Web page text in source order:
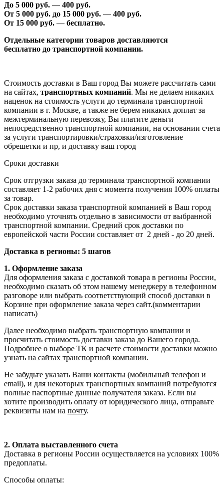
До 5 000 руб. —400 руб.
От 5 000 руб. до 15 000 руб. —400 руб.
От 15 000 руб. — бесплатно.
Отдельные категории товаров доставляются
бесплатно до транспортной компании.
Стоимость доставки в Ваш город Вы можете рассчитать сами
на сайтах, транспортных компаний. Мы не делаем никаких
наценок на стоимость услуги до терминала транспортной
компании в г. Москве, а также не берем никаких доплат за
межтерминальную перевозку, Вы платите деньги
непосредственно транспортной компании, на основании счета
за услуги транспортировки/страховки/изготовление
обрешетки и пр, и доставку ваш город
Сроки доставки
Срок отгрузки заказа до терминала транспортной компании
составляет 1-2 рабочих дня с момента получения 100% оплаты
за товар.
Срок доставки заказа транспортной компанией в Ваш город
необходимо уточнять отдельно в зависимости от выбранной
транспортной компании. Средний срок доставки по
европейской части России составляет от 2 дней - до 20 дней.
Доставка в регионы: 5 шагов
1. Оформление заказа
Для оформления заказа с доставкой товара в регионы России,
необходимо сказать об этом нашему менеджеру в телефонном
разговоре или выбрать соответствующий способ доставки в
Корзине при оформление заказа через сайт.(комментарии
написать)
Далее необходимо выбрать транспортную компании и
просчитать стоимость доставки заказа до Вашего города.
Подробнее о выборе ТК и расчете стоимости доставки можно
узнать на сайтах транспортной компании.
Не забудьте указать Ваши контакты (мобильный телефон и
email), и для некоторых транспортных компаний потребуются
полные паспортные данные получателя заказа. Если вы
хотите производить оплату от юридического лица, отправьте
реквизиты нам на почту.
2. Оплата выставленного счета
Доставка в регионы России осуществляется на условиях 100%
предоплаты.
Способы оплаты: